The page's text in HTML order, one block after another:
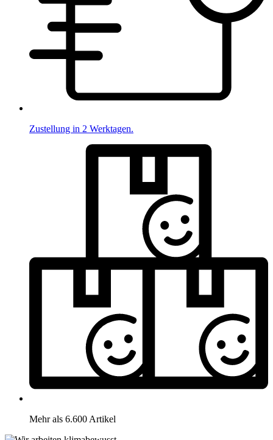
Zustellung in 2 Werktagen.
Mehr als 6.600 Artikel